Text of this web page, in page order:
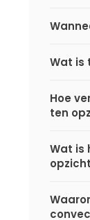
Wat is
Hoe
ten
Wat is